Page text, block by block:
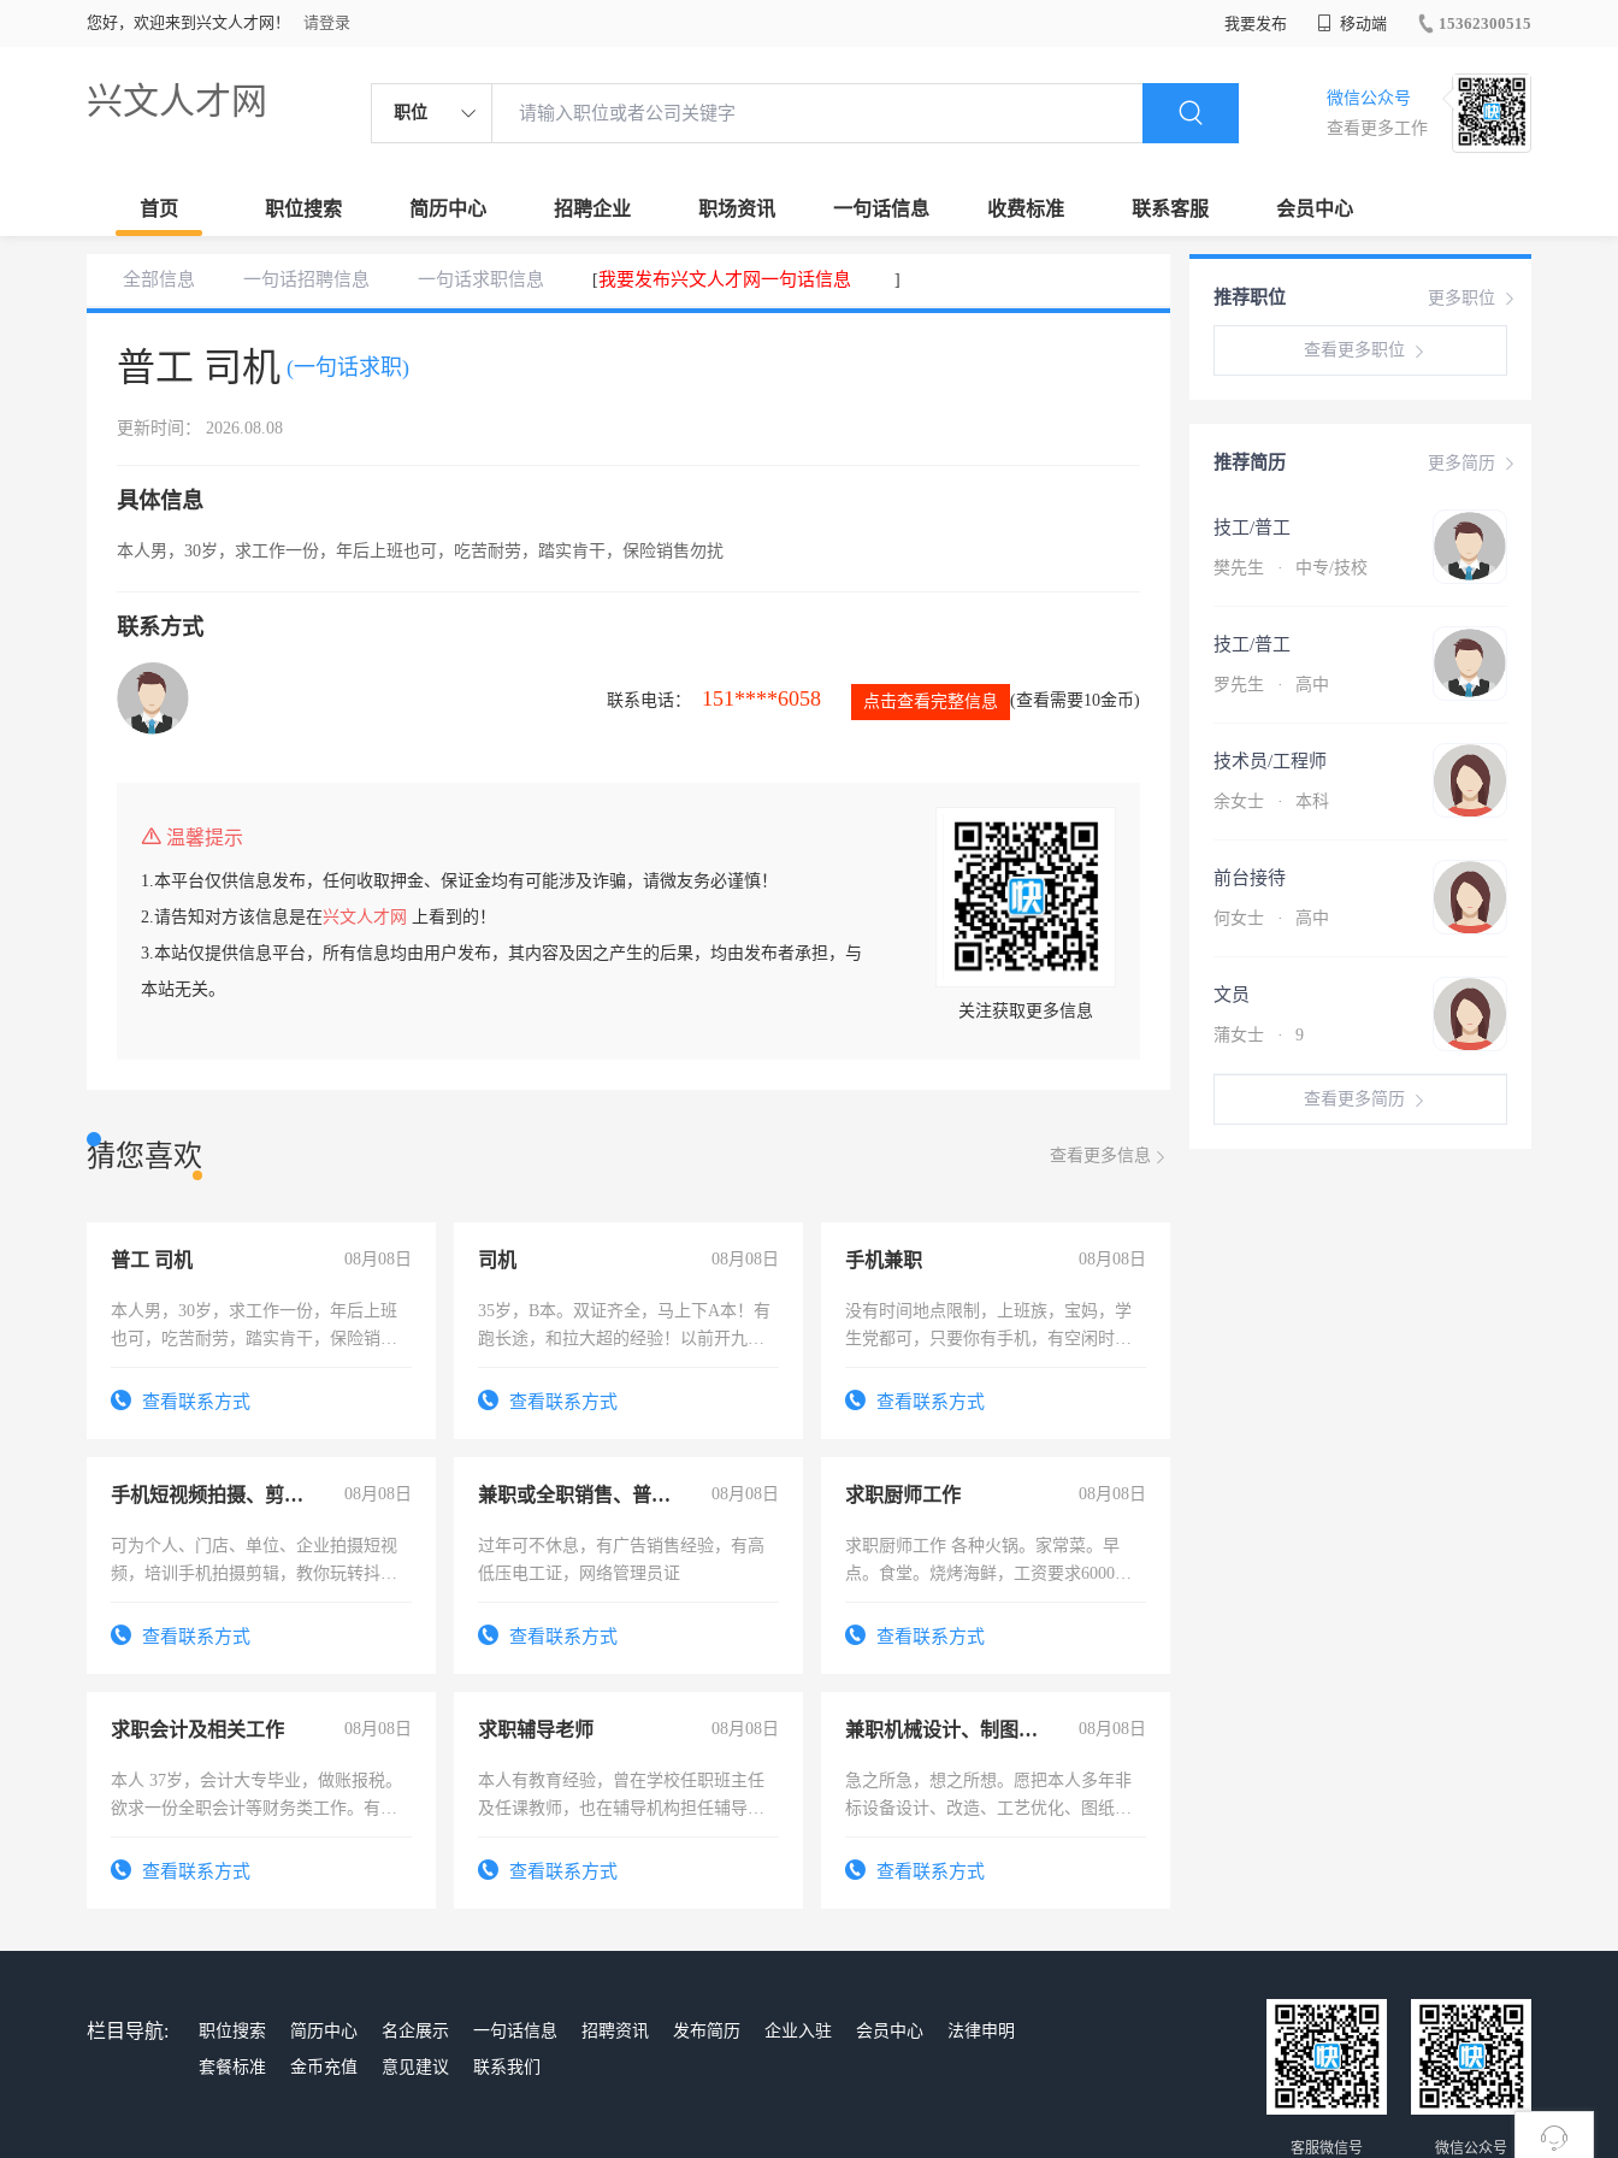
您好，欢迎来到兴文人才网！ 请登录 我要发布 移动端 15362300515
兴文人才网 职位
微信公众号
查看更多工作
首页 职位搜索 简历中心 招聘企业 职场资讯 一句话信息 收费标准 联系客服 会员中心
全部信息 一句话招聘信息 一句话求职信息 [我要发布兴文人才网一句话信息 ]
普工 司机 (一句话求职)
更新时间： 2026.08.08
具体信息
本人男，30岁，求工作一份，年后上班也可，吃苦耐劳，踏实肯干，保险销售勿扰
联系方式
联系电话： 151****6058 点击查看完整信息 (查看需要10金币)
温馨提示
1.本平台仅供信息发布，任何收取押金、保证金均有可能涉及诈骗，请微友务必谨慎！
2.请告知对方该信息是在兴文人才网
上看到的！
3.本站仅提供信息平台，所有信息均由用户发布，其内容及因之产生的后果，均由发布者承担，与
本站无关。
关注获取更多信息
猜您喜欢 查看更多信息
普工 司机 08月08日
本人男，30岁，求工作一份，年后上班
也可，吃苦耐劳，踏实肯干，保险销售
查看联系方式
司机 08月08日
35岁，B本。双证齐全，马上下A本！有
跑长途，和拉大超的经验！以前开九米
查看联系方式
手机兼职 08月08日
没有时间地点限制，上班族，宝妈，学
生党都可，只要你有手机，有空闲时
勤快的四五十，每天挣零花钱没问题！
查看联系方式
手机短视频拍摄、剪辑、抖音快手 08月08日
可为个人、门店、单位、企业拍摄短视
频，培训手机拍摄剪辑，教你玩转抖音
频，培训手机拍摄剪辑，教你玩转抖
查看联系方式
兼职或全职销售、普工、维修 08月08日
过年可不休息，有广告销售经验，有高
低压电工证，网络管理员证
查看联系方式
求职厨师工作 08月08日
求职厨师工作 各种火锅。家常菜。早
点。食堂。烧烤海鲜，工资要求6000以
查看联系方式
求职会计及相关工作 08月08日
本人 37岁，会计大专毕业，做账报税。
欲求一份全职会计等财务类工作。有会
查看联系方式
求职辅导老师 08月08日
本人有教育经验，曾在学校任职班主任
及任课教师，也在辅导机构担任辅导教
查看联系方式
兼职机械设计、制图、设备改造 08月08日
急之所急，想之所想。愿把本人多年非
标设备设计、改造、工艺优化、图纸制
结识有识之士，共享未来。
查看联系方式
更多职位
推荐职位
查看更多职位
更多简历
推荐简历
技工/普工
樊先生 · 中专/技校
技工/普工
罗先生 · 高中
技术员/工程师
余女士 · 本科
前台接待
何女士 · 高中
文员
蒲女士 · 9
查看更多简历
栏目导航: 职位搜索 简历中心 名企展示 一句话信息 招聘资讯 发布简历 企业入驻 会员中心
法律申明
套餐标准
金币充值 意见建议 联系我们
微信公众号
客服微信号